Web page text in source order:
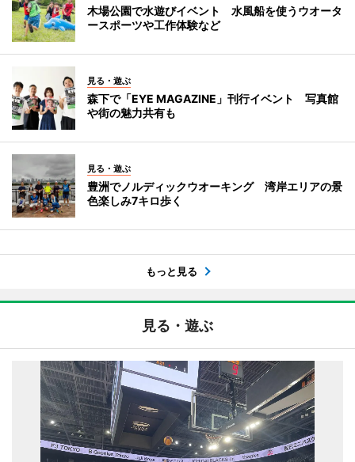
木場公園で水遊びイベント 水風船を使うウオータ
ースポーツや工作体験など
見る・遊ぶ
森下で「EYE MAGAZINE」刊行イベント 写真館
や街の魅力共有も
見る・遊ぶ
豊洲でノルディックウオーキング 湾岸エリアの景
色楽しみ7キロ歩く
もっと見る
見る・遊ぶ